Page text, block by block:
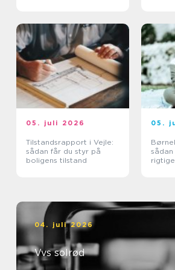
05. juli 2026
Tilstandsrapport i Vejle:
sådan får du styr på
boligens tilstand
05.
04. juli 2026
Vvs solrød